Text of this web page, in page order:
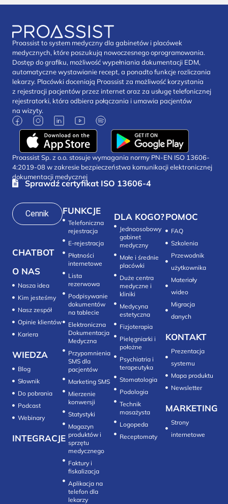
Proassist to system medyczny dla gabinetów i placówek
medycznych, które poszukują nowoczesnego oprogramowania.
Dostęp do grafiku, możliwość wypełniania dokumentacji EDM,
automatyczne wystawianie recept, a ponadto funkcje rozliczania
lekarzy. Placówki doceniają Proassist za możliwość korzystania
z rejestracji pacjentów przez internet oraz za usługę telefonicznej
rejestratorki, która odbiera połączania i umawia pacjentów
na wizyty.
Proassist Sp. z o.o. stosuje wymagania normy PN-EN ISO 13606-
4:2019-08 w zakresie bezpieczeństwa komunikacji elektronicznej
dokumentacji medycznej
Sprawdź certyfikat ISO 13606-4
Cennik
CHATBOT
O NAS
Nasza idea
Kim jesteśmy
Nasz zespół
Opinie klientów
Kariera
WIEDZA
Blog
Słownik
Do pobrania
Podcast
Webinary
INTEGRACJE
FUNKCJE
Telefoniczna
rejestracja
E-rejestracja
Płatności
internetowe
Lista
rezerwowa
Podpisywanie
dokumentów
na tablecie
Elektroniczna
Dokumentacja
Medyczna
Przypomnienia
SMS dla
pacjentów
Marketing SMS
Mierzenie
konwersji‎
Statystyki
Magazyn
produktów i
sprzętu
medycznego
Faktury i
fiskalizacja
Aplikacja na
telefon dla
lekarzy
DLA KOGO?
Jednoosobowy
gabinet
medyczny
Małe i średnie
placówki
Duże centra
medyczne i
kliniki
Medycyna
estetyczna
Fizjoterapia
Pielęgniarki i
położne
Psychiatria i
terapeutyka
Stomatologia
Technik
masażysta
Logopeda
POMOC
FAQ
Szkolenia
Przewodnik
użytkownika
Materiały
wideo
Migracja
danych
KONTAKT
Prezentacja
systemu
Mapa produktu
Newsletter
MARKETING
Strony
internetowe